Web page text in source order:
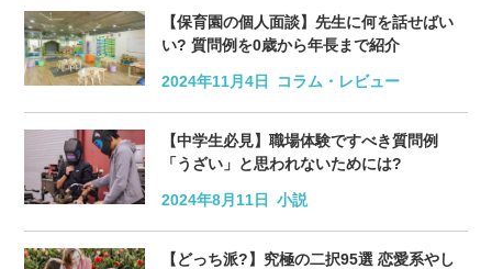
【保育園の個人面談】先生に何を話せばい
い? 質問例を0歳から年長まで紹介
2024年11月4日 コラム・レビュー
【中学生必見】職場体験ですべき質問例
「うざい」と思われないためには?
2024年8月11日 小説
【どっち派?】究極の二択95選 恋愛系やし